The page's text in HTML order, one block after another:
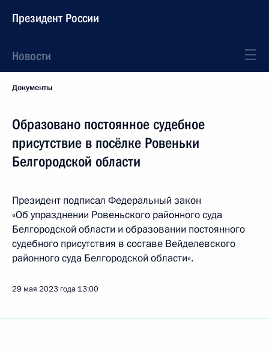
Президент России
Новости
Документы
Образовано постоянное судебное
присутствие в посёлке Ровеньки
Белгородской области
Президент подписал Федеральный закон
«Об упразднении Ровеньского районного суда
Белгородской области и образовании постоянного
судебного присутствия в составе Вейделевского
районного суда Белгородской области».
29 мая 2023 года 13:00